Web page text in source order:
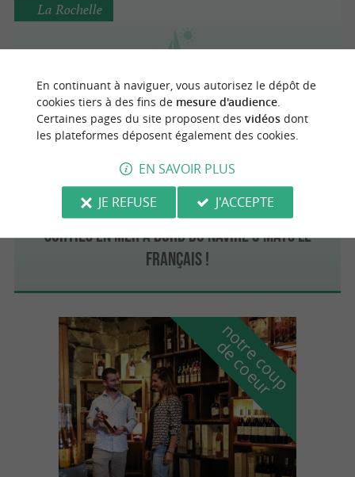
KAPALOUEST
La Rochelle
Sorties en mer à bord du navire 3 mâts Le
Français !
n
o
t
r
e
c
o
u
p
d
e
c
o
e
u
r
En continuant à naviguer, vous autorisez le dépôt de
cookies tiers à des fins de mesure d'audience.
Certaines pages du site proposent des vidéosdont
les plateformes déposent également des cookies.
EN SAVOIR PLUS
JE REFUSE
J'ACCEPTE